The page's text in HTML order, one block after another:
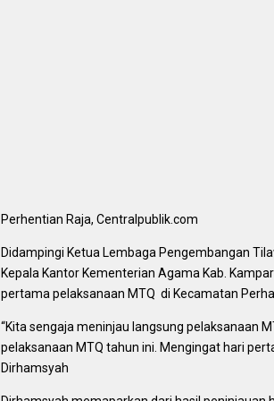
Perhentian Raja, Centralpublik.com
Didampingi Ketua Lembaga Pengembangan
Kepala Kantor Kementerian Agama Kab.
pertama pelaksanaan MTQ di Kecamatan
“Kita sengaja meninjau langsung pelaksanaan
pelaksanaan MTQ tahun ini. Mengingat hari
Dirhamsyah